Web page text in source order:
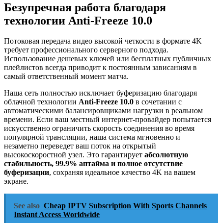
Безупречная работа благодаря
технологии Anti-Freeze 10.0
Потоковая передача видео высокой четкости в формате 4K
требует профессионального серверного подхода.
Использование дешевых ключей или бесплатных публичных
плейлистов всегда приводит к постоянным зависаниям в
самый ответственный момент матча.
Наша сеть полностью исключает буферизацию благодаря
облачной технологии Anti-Freeze 10.0 в сочетании с
автоматическими балансировщиками нагрузки в реальном
времени. Если ваш местный интернет-провайдер попытается
искусственно ограничить скорость соединения во время
популярной трансляции, наша система мгновенно и
незаметно переведет ваш поток на открытый
высокоскоростной узел. Это гарантирует абсолютную
стабильность, 99.9% аптайма и полное отсутствие
буферизации, сохраняя идеальное качество 4K на вашем
экране.
See also Cheap IPTV Subscription With Sports Channels
Instant Access Worldwide